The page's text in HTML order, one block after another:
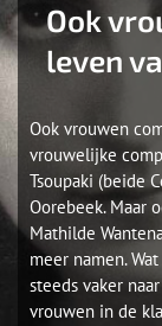
Ook
leven
Ook vrouwen
vrouwelijke
Tsoupaki (beide
Oorebeek. Maar
Mathilde
meer namen.
steeds vaker
vrouwen in de